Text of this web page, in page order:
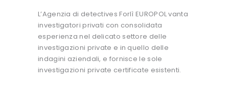
L’Agenzia di detectives Forlì EUROPOL vanta
investigatori privati con consolidata
esperienza nel delicato settore delle
investigazioni private e in quello delle
indagini aziendali, e fornisce le sole
investigazioni private certificate esistenti.